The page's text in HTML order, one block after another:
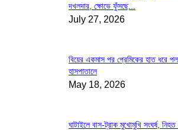
দখলদার, ক্ষোভে ফুঁসছে...
July 27, 2026
বিয়ের একমাস পর প্রেমিকের হাত ধরে
হাসপাতালে
May 18, 2026
ঘাটাইলে বাস-ট্রাক মুখোমুখি সংঘর্ষ, নিহত